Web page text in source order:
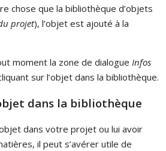
chose que la bibliothèque d’objets
projet), l’objet est ajouté à la
moment la zone de dialogue Infos
sur l’objet dans la bibliothèque.
dans la bibliothèque
dans votre projet ou lui avoir
il peut s’avérer utile de